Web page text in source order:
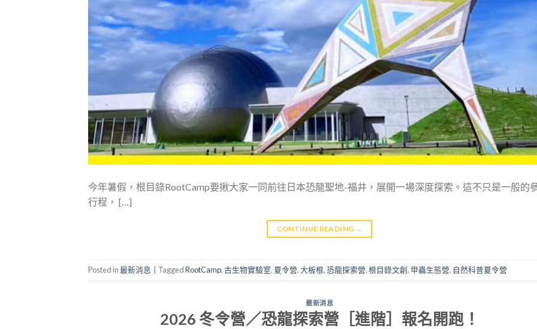
今年暑假，根目錄RootCamp要揪大家一同前往日本恐龍聖地-福井，展開一場深度探索。這不只是一般的
行程， […]
CONTINUE READING →
Posted in最新消息 TaggedRootCamp,古生物實驗室, 夏令營,大板根,恐龍探索營,根目錄文創, 甲蟲生態營, 自然科普夏令營
最新消息
2026 冬令營／恐龍探索營［進階］報名開跑！